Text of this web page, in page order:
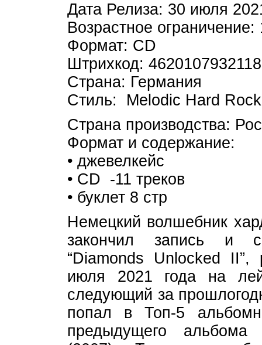
Дата Релиза: 30 июля
Возрастное ограничение:
Формат: CD
Штрихкод: 4620107932118
Страна: Германия
Стиль: Melodic Hard Rock
Страна производства:
Формат и содержание:
• джевелкейс
• CD -11 треков
• буклет 8 стр
Немецкий волшебник
закончил запись и
“Diamonds Unlocked II”,
июля 2021 года на
следующий за
попал в Топ-5
предыдущего альбома